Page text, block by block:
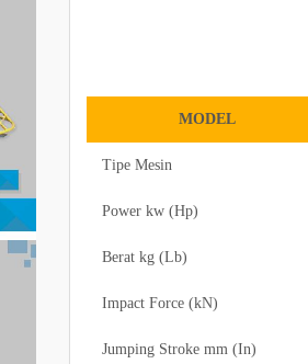
MODEL
Tipe Mesin
Power kw (Hp)
Berat kg (Lb)
Impact Force (kN)
Jumping Stroke mm (In)